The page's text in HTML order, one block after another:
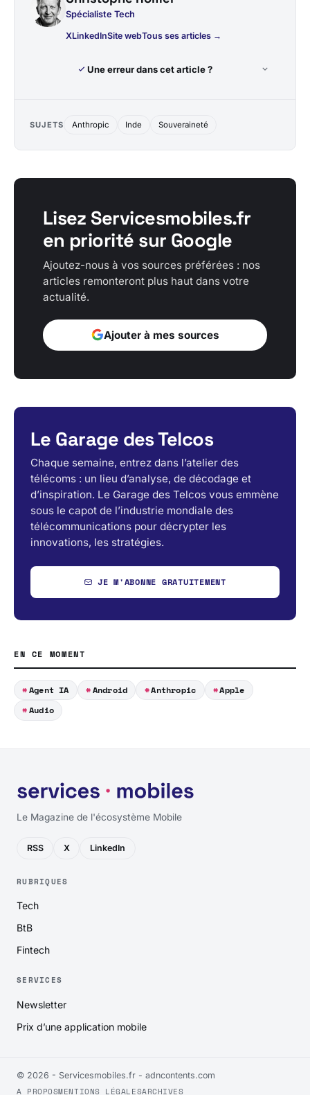
Spécialiste Tech
XLinkedInSite webTous ses articles →
Une erreur dans cet article ?
SUJETS Anthropic Inde Souveraineté
Lisez Servicesmobiles.fr
en priorité sur Google
Ajoutez-nous à vos sources préférées : nos
articles remonteront plus haut dans votre
actualité.
Ajouter à mes sources
Le Garage des Telcos
Chaque semaine, entrez dans l’atelier des
télécoms : un lieu d’analyse, de décodage et
d’inspiration. Le Garage des Telcos vous emmène
sous le capot de l’industrie mondiale des
télécommunications pour décrypter les
innovations, les stratégies.
JE M'ABONNE GRATUITEMENT
EN CE MOMENT
Agent IA Android Anthropic
Apple
Audio
Le Magazine de l'écosystème Mobile
RSS X LinkedIn
RUBRIQUES
Tech
BtB
Fintech
SERVICES
Newsletter
Prix d’une application mobile
© 2026 - Servicesmobiles.fr - adncontents.com
A PROPOSMENTIONS LÉGALESARCHIVES